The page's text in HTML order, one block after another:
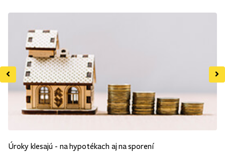
Úroky klesajú - na hypotékach aj na sporení